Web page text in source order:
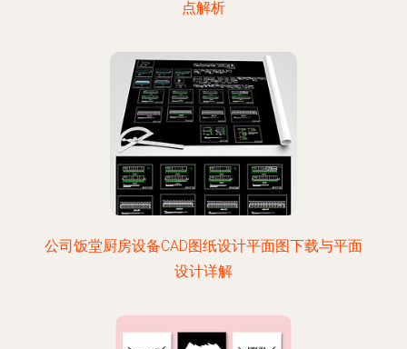
点解析
公司饭堂厨房设备CAD图纸设计平面图下载与平面
设计详解